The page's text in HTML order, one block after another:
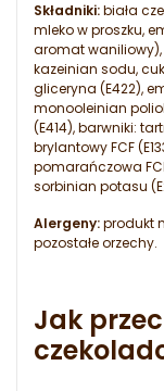
Składniki:biała
mleko w proszku,
aromat waniliowy),
kazeinian sodu,
gliceryna (E422),
monooleinian
(E414), barwniki:
brylantowy FCF
pomarańczowa
sorbinian potasu
Alergeny:produkt
pozostałe orzechy.
Jak